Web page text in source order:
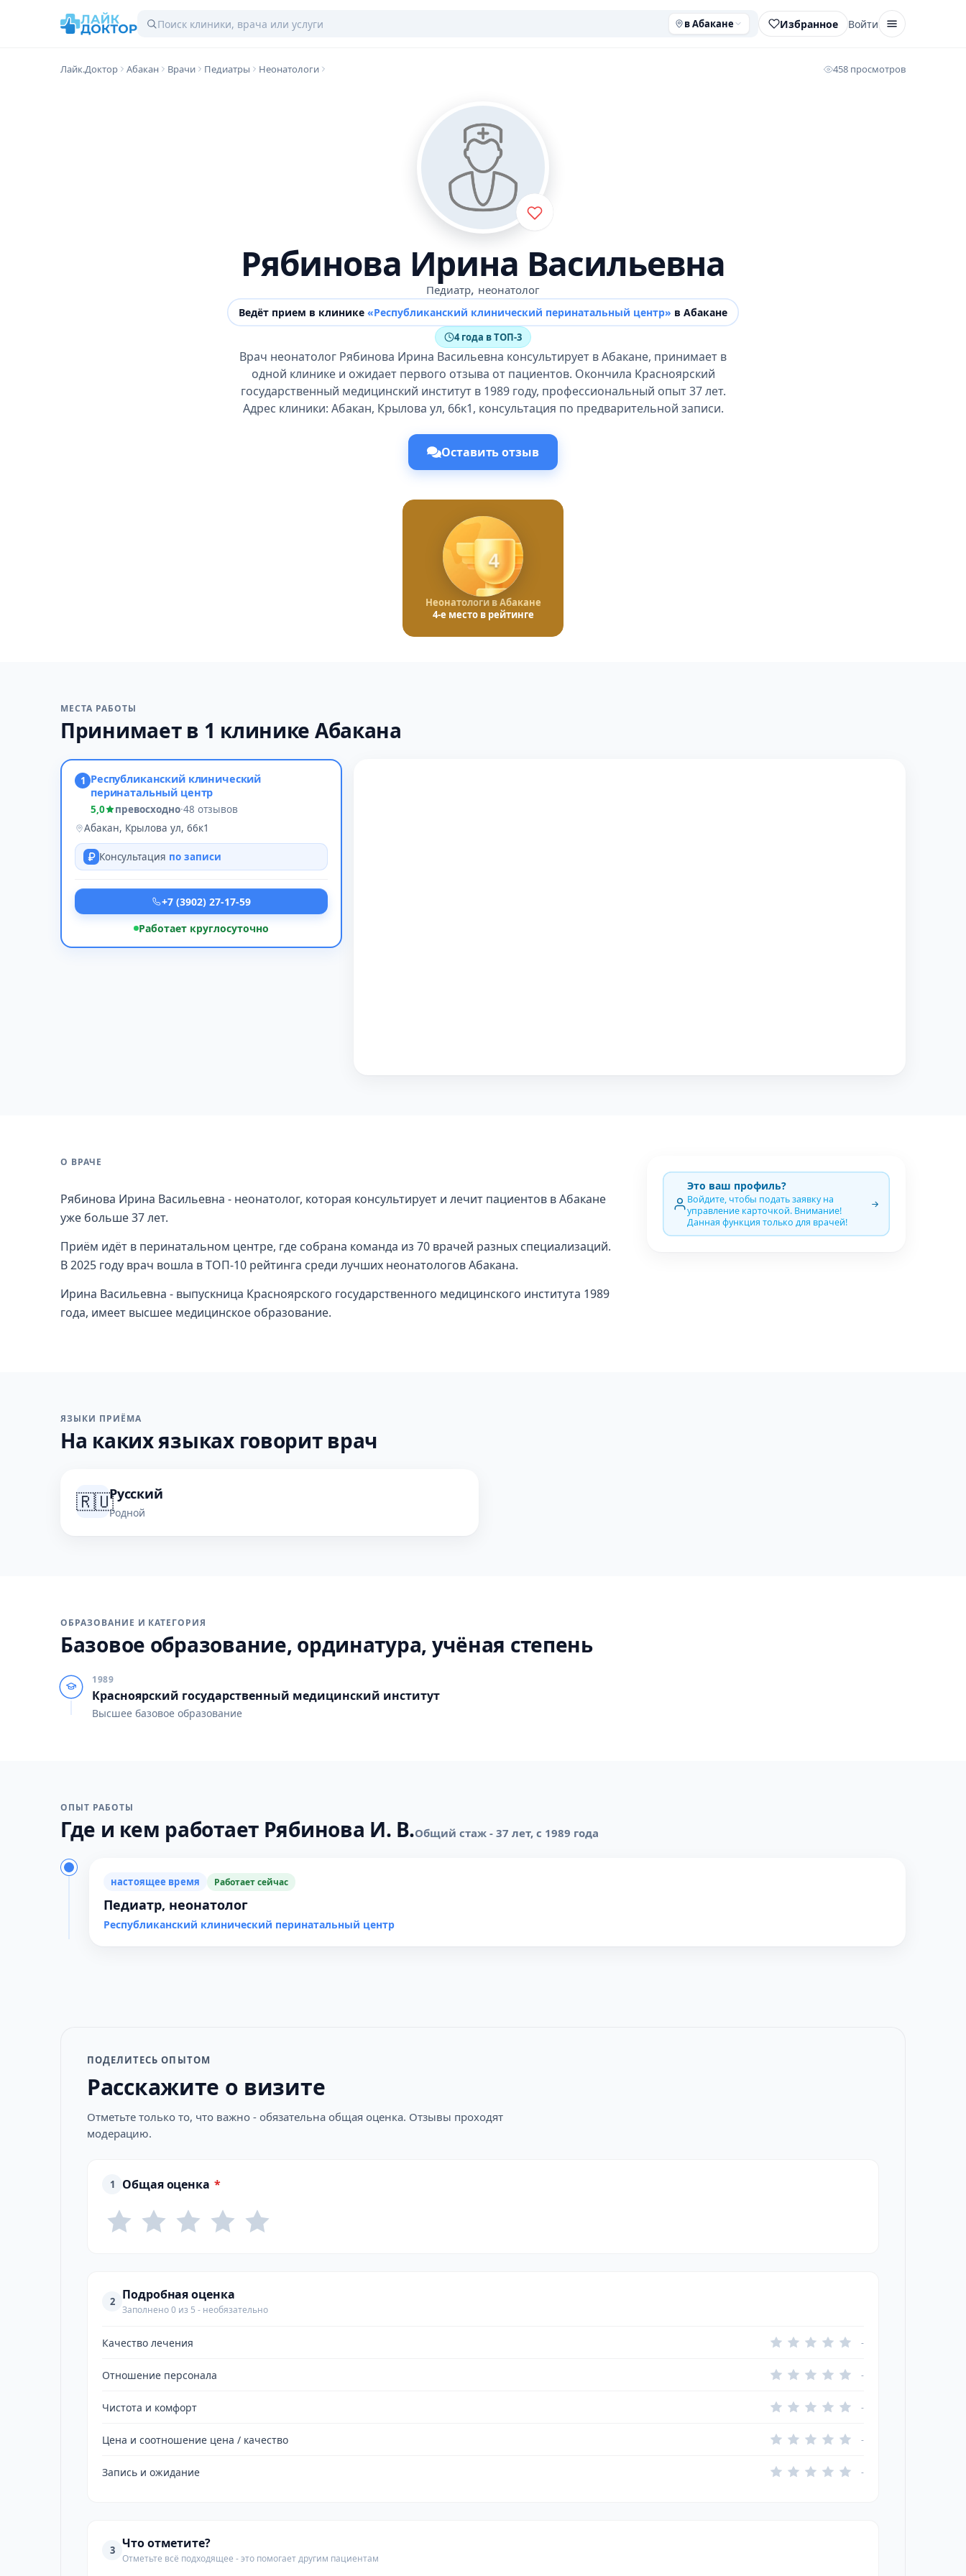
в Абакане Избранное Войти
Лайк.Доктор Абакан Врачи Педиатры Неонатологи 458 просмотров
Рябинова Ирина Васильевна
Педиатр, неонатолог
Ведёт прием в клинике «Республиканский клинический перинатальный центр» в Абакане
4 года в ТОП-3
Врач неонатолог Рябинова Ирина Васильевна консультирует в Абакане, принимает в
одной клинике и ожидает первого отзыва от пациентов. Окончила Красноярский
государственный медицинский институт в 1989 году, профессиональный опыт 37 лет.
Адрес клиники: Абакан, Крылова ул, 66к1, консультация по предварительной записи.
Оставить отзыв
4
Неонатологи в Абакане
4-е место в рейтинге
МЕСТА РАБОТЫ
Принимает в 1 клинике Абакана
1 Республиканский клинический
перинатальный центр
5,0 превосходно·48 отзывов
Абакан, Крылова ул, 66к1
Консультация по записи
+7 (3902) 27-17-59
Работает круглосуточно
О ВРАЧЕ
Рябинова Ирина Васильевна - неонатолог, которая консультирует и лечит пациентов в Абакане
уже больше 37 лет.
Приём идёт в перинатальном центре, где собрана команда из 70 врачей разных специализаций.
В 2025 году врач вошла в ТОП-10 рейтинга среди лучших неонатологов Абакана.
Ирина Васильевна - выпускница Красноярского государственного медицинского института 1989
года, имеет высшее медицинское образование.
Это ваш профиль?
Войдите, чтобы подать заявку на
управление карточкой. Внимание!
Данная функция только для врачей!
ЯЗЫКИ ПРИЁМА
На каких языках говорит врач
🇷🇺Русский
Родной
ОБРАЗОВАНИЕ И КАТЕГОРИЯ
Базовое образование, ординатура, учёная степень
1989
Красноярский государственный медицинский институт
Высшее базовое образование
ОПЫТ РАБОТЫ
Где и кем работает Рябинова И. В.Общий стаж - 37 лет, с 1989 года
настоящее время Работает сейчас
Педиатр, неонатолог
Республиканский клинический перинатальный центр
ПОДЕЛИТЕСЬ ОПЫТОМ
Расскажите о визите
Отметьте только то, что важно - обязательна общая оценка. Отзывы проходят
модерацию.
1 Общая оценка *
2 Подробная оценка
Заполнено 0 из 5 - необязательно
Качество лечения -
Отношение персонала -
Чистота и комфорт -
Цена и соотношение цена / качество -
Запись и ожидание -
3 Что отметите?
Отметьте всё подходящее - это помогает другим пациентам